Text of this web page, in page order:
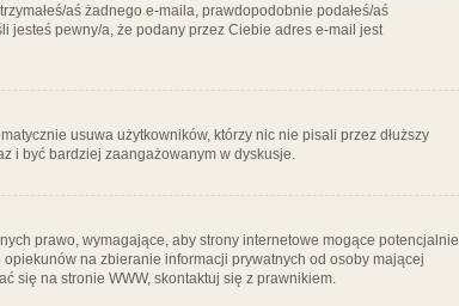
aś żadnego e-maila, prawdopodobnie podałeś/aś
jesteś pewny/a, że podany przez Ciebie adres e-mail jest
usuwa użytkowników, którzy nic nie pisali przez dłuższy
i być bardziej zaangażowanym w dyskusje.
prawo, wymagające, aby strony internetowe mogące potencjalnie
na zbieranie informacji prywatnych od osoby mającej
się na stronie WWW, skontaktuj się z prawnikiem.